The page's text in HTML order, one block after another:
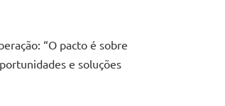
“O pacto é sobre
e soluções